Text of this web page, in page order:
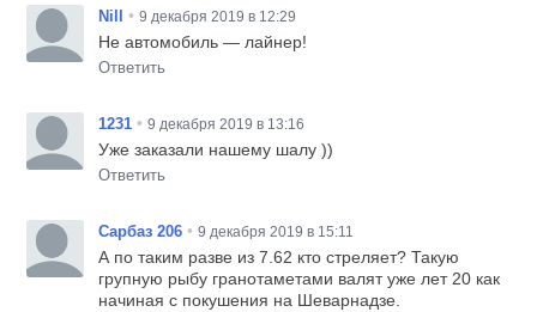
Nill • 9 декабря 2019 в 12:29
Не автомобиль — лайнер!
Ответить
1231 • 9 декабря 2019 в 13:16
Уже заказали нашему шалу ))
Ответить
Сарбаз 206 • 9 декабря 2019 в 15:11
А по таким разве из 7.62 кто стреляет? Такую
групную рыбу гранотаметами валят уже лет 20 как
начиная с покушения на Шеварнадзе.